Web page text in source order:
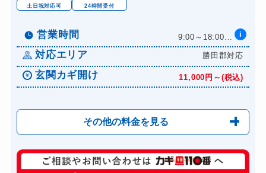
土日祝対応可 24時間受付
営業時間 9:00～18:00... i
対応エリア 勝田郡対応
玄関カギ開け 11,000円～(税込)
その他の料金を見る
玄関カギ修理 6,600円～(税込)